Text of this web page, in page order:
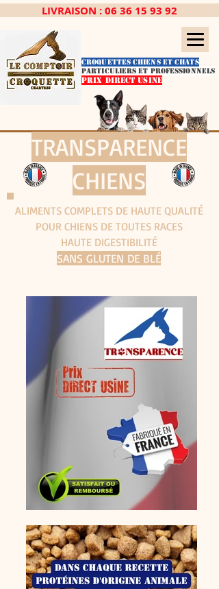
LIVRAISON :06 36 15 93 92
PARTICULIERS ET PROFESSIONNELS
PRIX DIRECT USINE
CROQUETTES CHIENS ET CHATS
TRANSPARENCE
CHIENS
ALIMENTS COMPLETS DE HAUTE QUALITÉ
POUR CHIENS DE TOUTES RACES
HAUTE DIGESTIBILITÉ
SANS GLUTEN DE BLÉ